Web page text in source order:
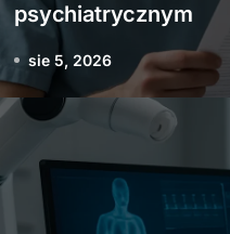
psychiatrycznym
sie 5, 2026